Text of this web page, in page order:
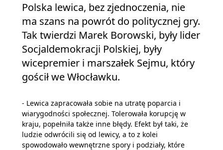
Polska lewica, bez zjednoczenia, nie
ma szans na powrót do politycznej gry.
Tak twierdzi Marek Borowski, były lider
Socjaldemokracji Polskiej, były
wicepremier i marszałek Sejmu, który
gościł we Włocławku.
- Lewica zapracowała sobie na utratę poparcia i
wiarygodności społecznej. Tolerowała korupcję w
kraju, popełniła także inne błędy. Efekt był taki, że
ludzie odwrócili się od lewicy, a to z kolei
spowodowało wewnętrzne spory i podziały, które